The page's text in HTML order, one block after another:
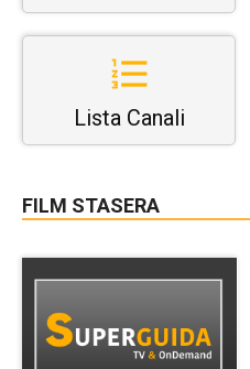
Lista Canali
FILM STASERA